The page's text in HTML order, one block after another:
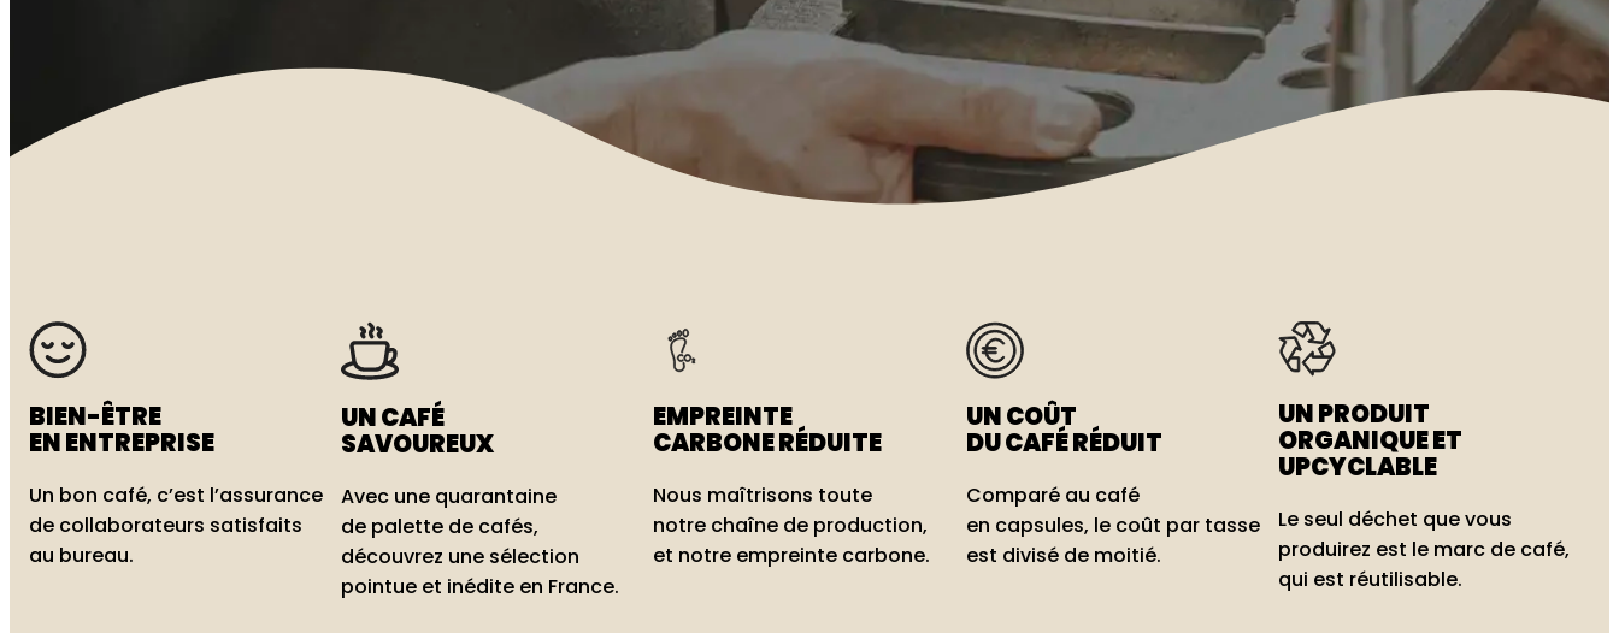
BIEN-ÊTRE
EN ENTREPRISE
Un bon café, c’est l’assurance
de collaborateurs satisfaits
au bureau.
UN CAFÉ
SAVOUREUX
Avec une quarantaine
de palette de cafés,
découvrez une sélection
pointue et inédite en France.
EMPREINTE
CARBONE RÉDUITE
Nous maîtrisons toute
notre chaîne de production,
et notre empreinte carbone.
UN COÛT
DU CAFÉ RÉDUIT
Comparé au café
en capsules, le coût par tasse
est divisé de moitié.
UN PRODUIT
ORGANIQUE ET
UPCYCLABLE
Le seul déchet que vous
produirez est le marc de café,
qui est réutilisable.